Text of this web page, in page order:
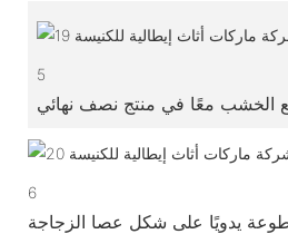
5
الخشب معًا في منتج نصف نهائي
6
يدويًا على شكل عصا الزجاجة